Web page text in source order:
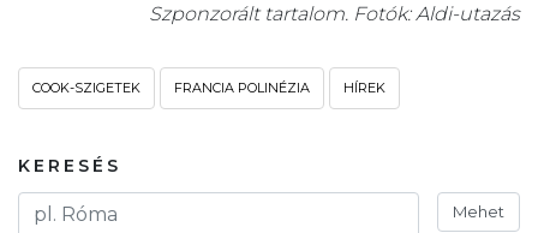
Szponzorált tartalom. Fotók: Aldi-utazás
COOK-SZIGETEK FRANCIA POLINÉZIA HÍREK
KERESÉS
Mehet